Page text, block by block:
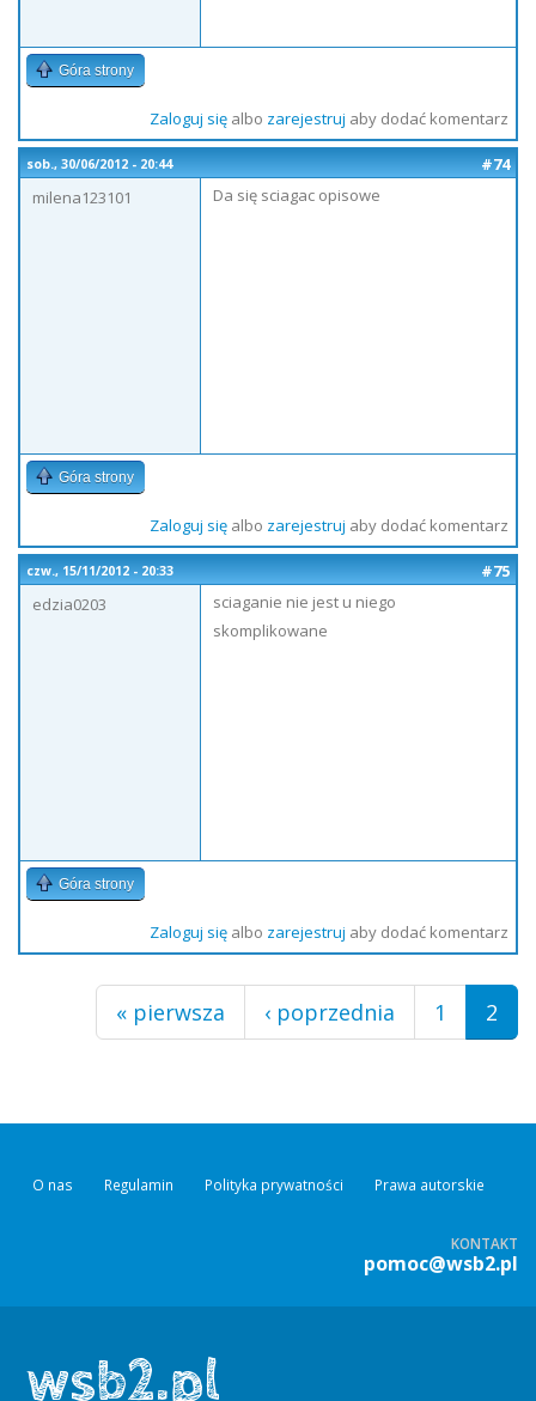
Góra strony
Zaloguj sięalbo zarejestruj aby dodać komentarz
sob., 30/06/2012 - 20:44
#74
milena123101
Da się sciagac opisowe
Góra strony
Zaloguj sięalbo zarejestruj aby dodać komentarz
czw., 15/11/2012 - 20:33
#75
edzia0203
sciaganie nie jest u niego
skomplikowane
Góra strony
Zaloguj sięalbo zarejestruj aby dodać komentarz
Strony
« pierwsza ‹ poprzednia 1 2
O nas Regulamin Polityka prywatności Prawa autorskie
KONTAKT
pomoc@wsb2.pl